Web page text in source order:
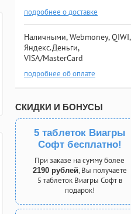
подробнее о доставке
Наличными, Webmoney, QIWI,
Яндекс.Деньги,
VISA/MasterCard
подробнее об оплате
СКИДКИ И БОНУСЫ
5 таблеток Виагры
Софт бесплатно!
При заказе на сумму более
2190 рублей, Вы получаете
5 таблеток Виагры Софт в
подарок!